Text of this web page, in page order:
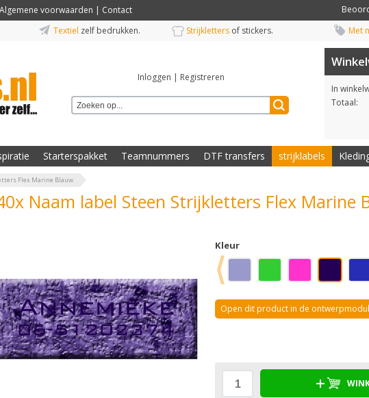
Algemene voorwaarden | Contact
Textiel zelf bedrukken. Strijkletters of stickers. Met
Inloggen | Registreren
In
Totaal:
Starterspakket Teamnummers DTF transfers strijklabels
Flex Marine Blauw
Naam label Steen Strijkletters Flex Marine
Kleur
Open dit product in de